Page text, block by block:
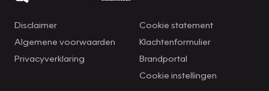
Disclaimer
Algemene voorwaarden
Privacyverklaring
Cookie statement
Klachtenformulier
Brandportal
Cookie instellingen